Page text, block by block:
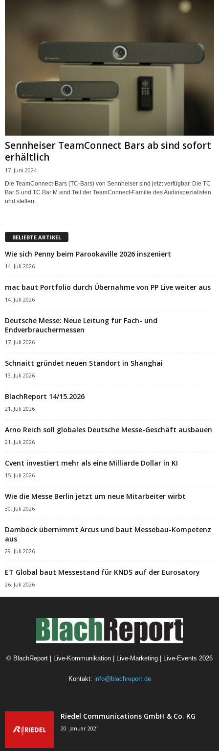
Sennheiser TeamConnect Bars ab sind sofort
erhältlich
17. Juni 2024
Die TeamConnect-Bars (TC-Bars) von Sennheiser sind jetzt verfügbar. Die TC
Bar S und TC Bar M sind Teil der TeamConnect-Familie des Audiospezialisten
und stellen...
BELIEBTE ARTIKEL
Wie sich Penny beim Parookaville 2026 inszeniert
14. Juli 2026
mac baut Portfolio durch Übernahme von PP Live weiter aus
14. Juli 2026
Deutsche Messe: Neue Leitung für Fach- und
Endverbrauchermessen
17. Juli 2026
Schnaitt gründet neuen Standort in Shanghai
13. Juli 2026
BlachReport 14/15.2026
21. Juli 2026
Arno Reich soll globales Deutsche Messe-Geschäft ausbauen
21. Juli 2026
Cvent investiert mehr als eine Milliarde Dollar in KI
15. Juli 2026
Wie die Messe Berlin jetzt um neue Mitarbeiter wirbt
30. Juli 2026
Damböck übernimmt Arcus und baut Messebau-Kompetenz
aus
29. Juli 2026
ET Global baut Messestand für KNDS auf der Eurosatory
26. Juli 2026
© BlachReport | Live-Kommunikation | Live-Marketing | Live-Events 2026
Kontakt: info@blachreport.de
Riedel Communications GmbH & Co. KG
20. Januar 2021